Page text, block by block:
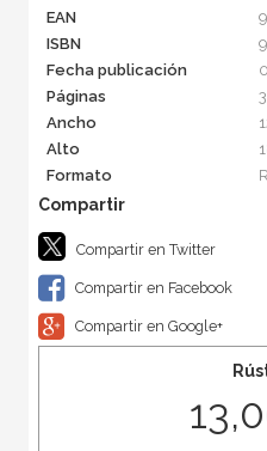
EAN
ISBN
Fecha publicación
Páginas
Ancho
Alto
Formato
Compartir en Twitter
Compartir en Facebook
Compartir en Google+